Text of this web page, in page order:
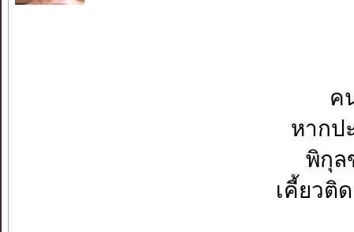
ค
หากป
พิกุล
เคี้ยวติ